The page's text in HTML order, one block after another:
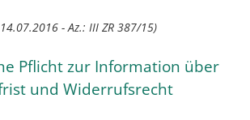
- Az.: III ZR 387/15)
Pflicht zur Information über
und Widerrufsrecht